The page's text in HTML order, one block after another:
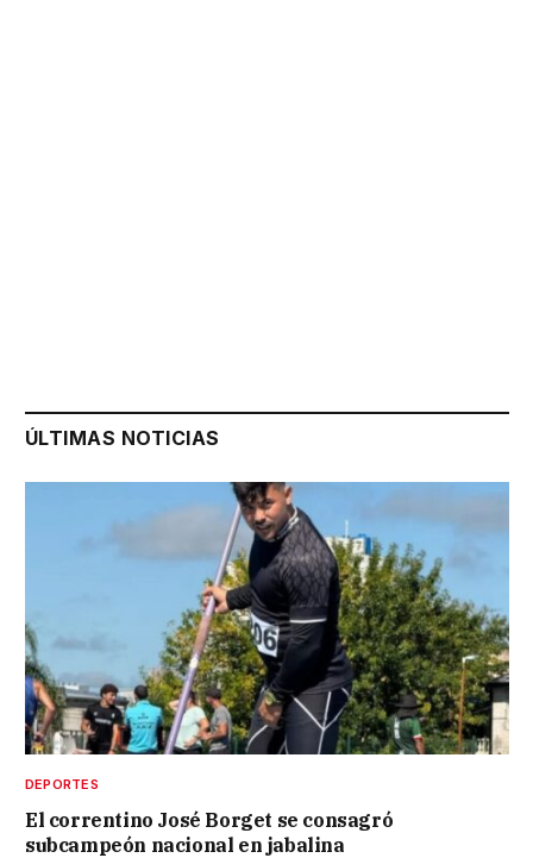
ÚLTIMAS NOTICIAS
DEPORTES
El correntino José Borget se consagró
subcampeón nacional en jabalina